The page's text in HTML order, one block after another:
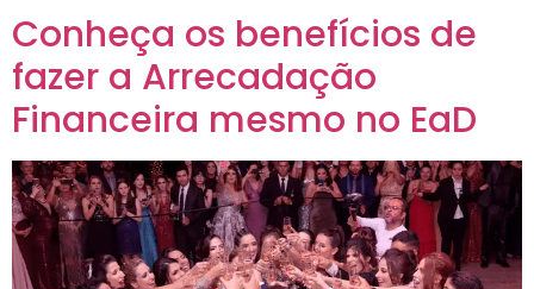
Conheça os benefícios de
fazer a Arrecadação
Financeira mesmo no EaD